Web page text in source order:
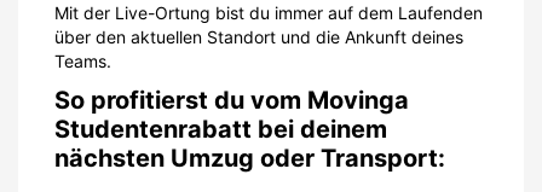
Mit der Live-Ortung bist du immer auf dem Laufenden
über den aktuellen Standort und die Ankunft deines
Teams.
So profitierst du vom Movinga
Studentenrabatt bei deinem
nächsten Umzug oder Transport: